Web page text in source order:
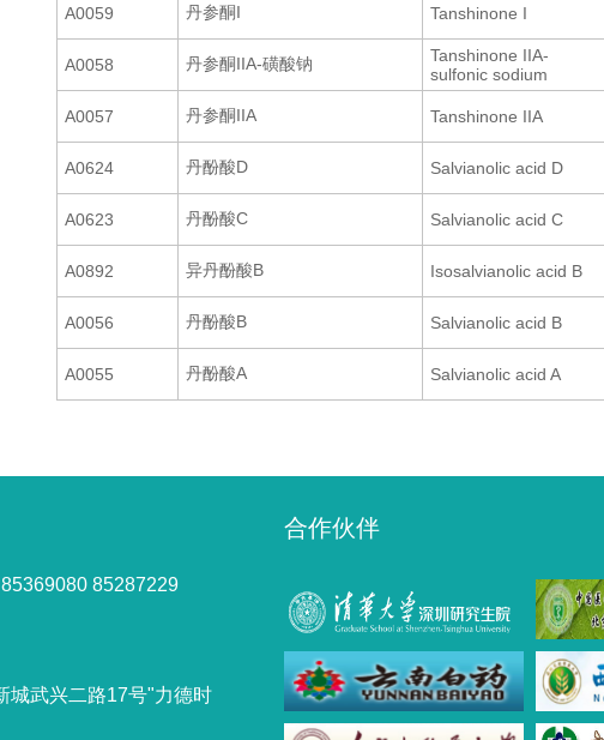
A0059 丹参酮I Tanshinone I
A0058 丹参酮IIA-磺酸钠
Tanshinone IIA-
sulfonic sodium
A0057 丹参酮IIA Tanshinone IIA
A0624 丹酚酸D Salvianolic acid D
A0623 丹酚酸C Salvianolic acid C
A0892 异丹酚酸B Isosalvianolic acid B
A0056 丹酚酸B Salvianolic acid B
A0055 丹酚酸A Salvianolic acid A
85287229
城武兴二路17号"力德时
合作伙伴